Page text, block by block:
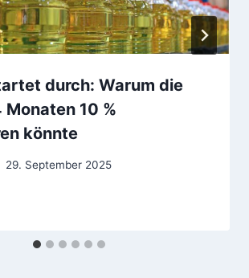
durch: Warum die
10 %
könnte
29. September 2025